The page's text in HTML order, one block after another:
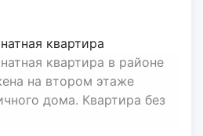
квартира
квартира в районе
на втором этаже
дома. Квартира без